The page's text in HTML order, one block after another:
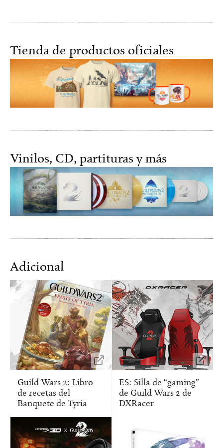
Tienda de productos oficiales
Vinilos, CD, partituras y más
Adicional
Guild Wars 2: Libro
de recetas del
Banquete de Tyria
ES: Silla de “gaming”
de Guild Wars 2 de
DXRacer